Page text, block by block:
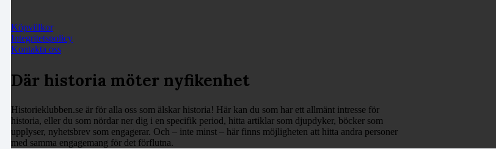
Köpvillkor
Integritetspolicy
Kontakta oss
Där historia möter nyfikenhet
Historieklubben.se är för alla oss som älskar historia! Här kan du som har ett allmänt intresse för
historia, eller du som nördar ner dig i en specifik period, hitta artiklar som djupdyker, böcker som
upplyser, nyhetsbrev som engagerar. Och – inte minst – här finns möjligheten att hitta andra personer
med samma engagemang för det förflutna.